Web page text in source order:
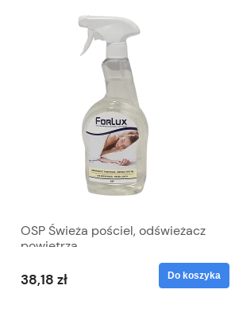
OSP Świeża pościel, odświeżacz
powietrza
38,18 zł Do koszyka